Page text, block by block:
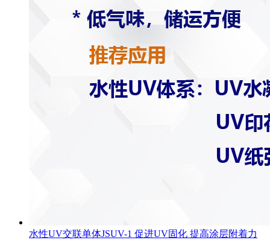
水性UV交联单体JSUV-1 促进UV固化 提高涂层附着力